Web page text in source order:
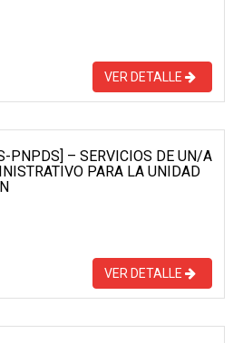
VER DETALLE
PNPDS] – SERVICIOS DE UN/A
PARA LA UNIDAD
VER DETALLE